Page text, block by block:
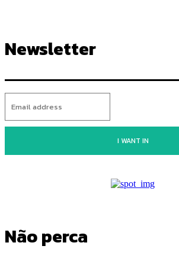
Newsletter
I WANT IN
Não perca